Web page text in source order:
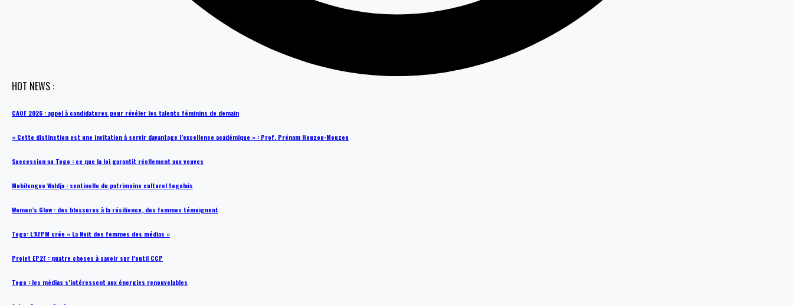
HOT NEWS :
CAOF 2026 : appel à candidatures pour révéler les talents féminins de demain
« Cette distinction est une invitation à servir davantage l’excellence académique » : Prof. Prénam Houzou-Mouzou
Succession au Togo : ce que la loi garantit réellement aux veuves
Mobilengue Waldja : sentinelle du patrimoine culturel togolais
Women’s Glow : des blessures à la résilience, des femmes témoignent
Togo: L’AFPM crée « La Nuit des femmes des médias »
Projet EP2F : quatre choses à savoir sur l’outil CCP
Togo : les médias s’intéressent aux énergies renouvelables